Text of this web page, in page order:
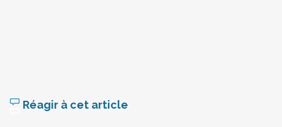
Réagir à cet article